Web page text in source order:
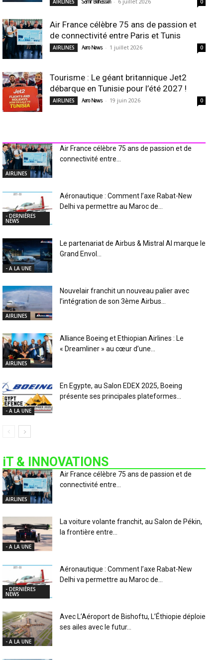
AIRLINES Samir Belhassen 0
Air France célèbre 75 ans de passion et
de connectivité entre Paris et Tunis
AIRLINES Aero News - 1 juillet 2026 0
Tourisme : Le géant britannique Jet2
débarque en Tunisie pour l’été 2027 !
AIRLINES Aero News - 19 juin 2026 0
AIRLINES
Air France célèbre 75 ans de passion et de
connectivité entre...
- DERNIÈRES
NEWS
Aéronautique : Comment l’axe Rabat-New
Delhi va permettre au Maroc de...
- A LA UNE
Le partenariat de Airbus & Mistral AI marque le
Grand Envol...
AIRLINES
Nouvelair franchit un nouveau palier avec
l’intégration de son 3ème Airbus...
AIRLINES
Alliance Boeing et Ethiopian Airlines : Le
« Dreamliner » au cœur d’une...
- A LA UNE
En Egypte, au Salon EDEX 2025, Boeing
présente ses principales plateformes...
iT & INNOVATIONS
AIRLINES
Air France célèbre 75 ans de passion et de
connectivité entre...
- A LA UNE
La voiture volante franchit, au Salon de Pékin,
la frontière entre...
- DERNIÈRES
NEWS
Aéronautique : Comment l’axe Rabat-New
Delhi va permettre au Maroc de...
- A LA UNE
Avec L’Aéroport de Bishoftu, L’Éthiopie déploie
ses ailes avec le futur...